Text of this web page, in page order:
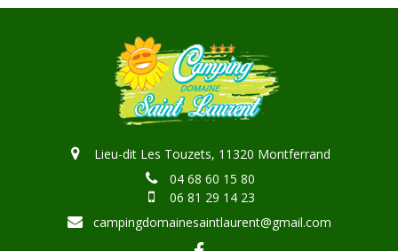
Lieu-dit Les Touzets, 11320 Montferrand
04 68 60 15 80
06 81 29 14 23
campingdomainesaintlaurent@gmail.com